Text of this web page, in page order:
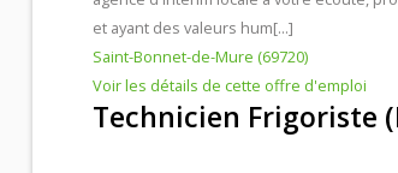
et ayant des valeurs hum[...]
Saint-Bonnet-de-Mure (69720)
Voir les détails de cette offre d'emploi
Technicien Frigoriste